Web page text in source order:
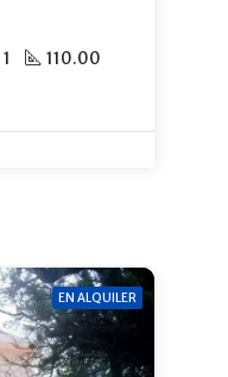
1 110.00
EN ALQUILER